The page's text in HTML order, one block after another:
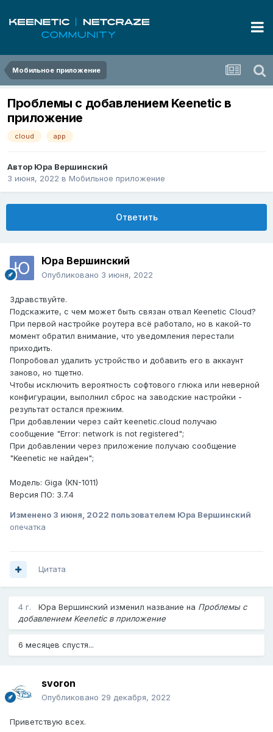
Мобильное приложение
Проблемы с добавлением Keenetic в
приложение
cloud app
Автор Юра Вершинский
3 июня, 2022 в Мобильное приложение
Ответить
Юра Вершинский
Опубликовано 3 июня, 2022
Здравствуйте.
Подскажите, с чем может быть связан отвал Keenetic Cloud?
При первой настройке роутера всё работало, но в какой-то
момент обратил внимание, что уведомления перестали
приходить.
Попробовал удалить устройство и добавить его в аккаунт
заново, но тщетно.
Чтобы исключить вероятность софтового глюка или неверной
конфигурации, выполнил сброс на заводские настройки -
результат остался прежним.
При добавлении через сайт keenetic.cloud получаю
сообщение "Error: network is not registered";
При добавлении через приложение получаю сообщение
"Keenetic не найден";
Модель: Giga (KN-1011)
Версия ПО: 3.7.4
Изменено 3 июня, 2022 пользователем Юра Вершинский
опечатка
Цитата
4 г. Юра Вершинский изменил название на Проблемы с
добавлением Keenetic в приложение
6 месяцев спустя...
svoron
Опубликовано 29 декабря, 2022
Приветствую всех.